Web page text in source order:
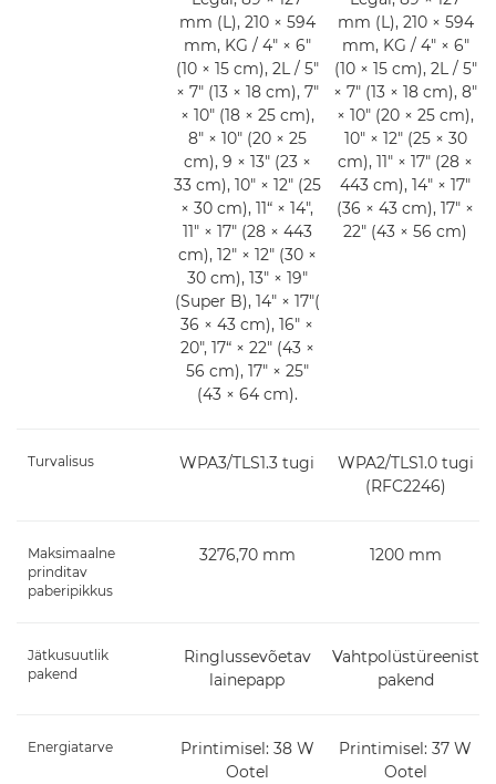
mm (L), 210 × 594
mm, KG / 4" × 6"
(10 × 15 cm), 2L / 5"
× 7" (13 × 18 cm), 7"
× 10" (18 × 25 cm),
8" × 10" (20 × 25
cm), 9 × 13" (23 ×
33 cm), 10" × 12" (25
× 30 cm), 11“ × 14",
11" × 17" (28 × 443
cm), 12" × 12" (30 ×
30 cm), 13" × 19"
(Super B), 14" × 17"(
36 × 43 cm), 16" ×
20", 17“ × 22" (43 ×
56 cm), 17" × 25"
(43 × 64 cm).
mm (L), 210 × 594
mm, KG / 4" × 6"
(10 × 15 cm), 2L / 5"
× 7" (13 × 18 cm), 8"
× 10" (20 × 25 cm),
10" × 12" (25 × 30
cm), 11" × 17" (28 ×
443 cm), 14" × 17"
(36 × 43 cm), 17" ×
22" (43 × 56 cm)
Turvalisus WPA3/TLS1.3 tugi
WPA2/TLS1.0 tugi
(RFC2246)
Maksimaalne
prinditav
paberipikkus
3276,70 mm 1200 mm
Jätkusuutlik
pakend
Ringlussevõetav
lainepapp
Vahtpolüstüreenist
pakend
Energiatarve
Printimisel: 38 W
Ootel
Printimisel: 37 W
Ootel